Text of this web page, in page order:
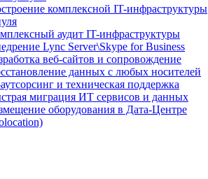
комплексной IT-инфраструктуры
аудит IT-инфраструктуры
Lync Server\Skype for Business
веб-сайтов и сопровождение
данных с любых носителей
и техническая поддержка
миграция ИТ сервисов и данных
оборудования в Дата-Центре